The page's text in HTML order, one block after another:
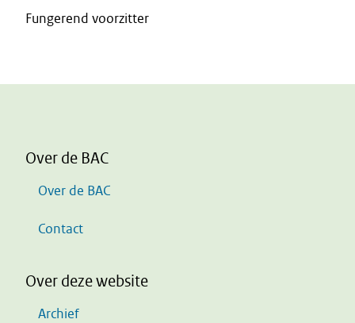
Fungerend voorzitter
Over de BAC
Over de BAC
Contact
Over deze website
Archief